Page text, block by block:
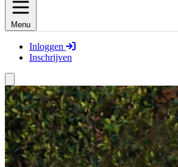
Menu
Inloggen
Inschrijven